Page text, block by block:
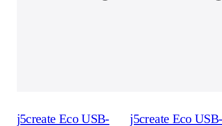
j5create Eco USB-
j5create Eco